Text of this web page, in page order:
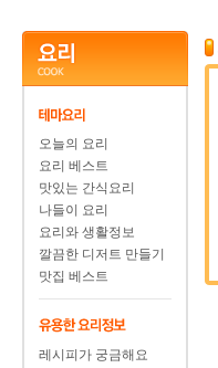
오늘의 요리
요리 베스트
맛있는 간식요리
나들이 요리
요리와 생활정보
깔끔한 디저트 만들기
맛집 베스트
레시피가 궁금해요